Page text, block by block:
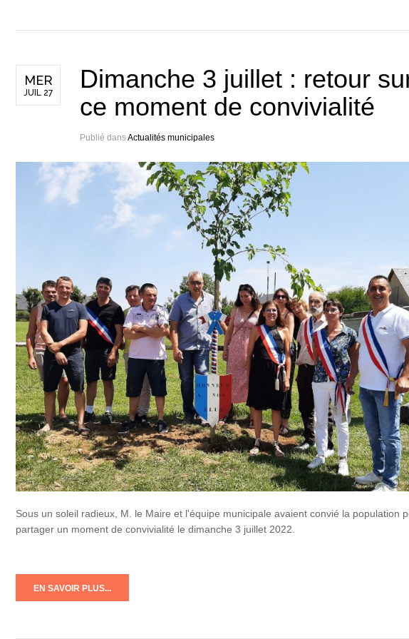
MER
JUIL 27
Dimanche 3 juillet : retour
ce moment de convivialité
Publié dansActualités municipales
Sous un soleil radieux, M. le Maire et l'équipe municipale avaient convié la population
partager un moment de convivialité le dimanche 3 juillet 2022.
EN SAVOIR PLUS...